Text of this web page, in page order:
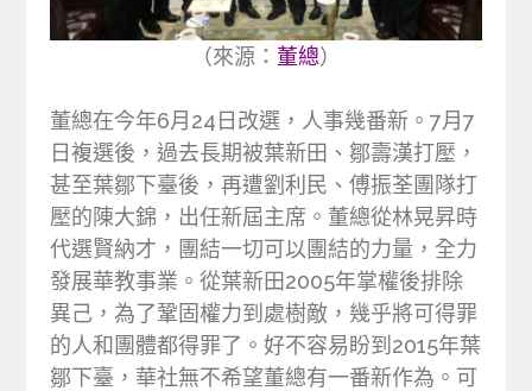
（來源： 董總）
董總在今年6月24日改選，人事幾番新。7月7
日複選後，過去長期被葉新田、鄒壽漢打壓，
甚至葉鄒下臺後，再遭劉利民、傅振荃團隊打
壓的陳大錦，出任新屆主席。董總從林晃昇時
代選賢納才，團結一切可以團結的力量，全力
發展華教事業。從葉新田2005年掌權後排除
異己，為了鞏固權力到處樹敵，幾乎將可得罪
的人和團體都得罪了。好不容易盼到2015年葉
鄒下臺，華社無不希望董總有一番新作為。可